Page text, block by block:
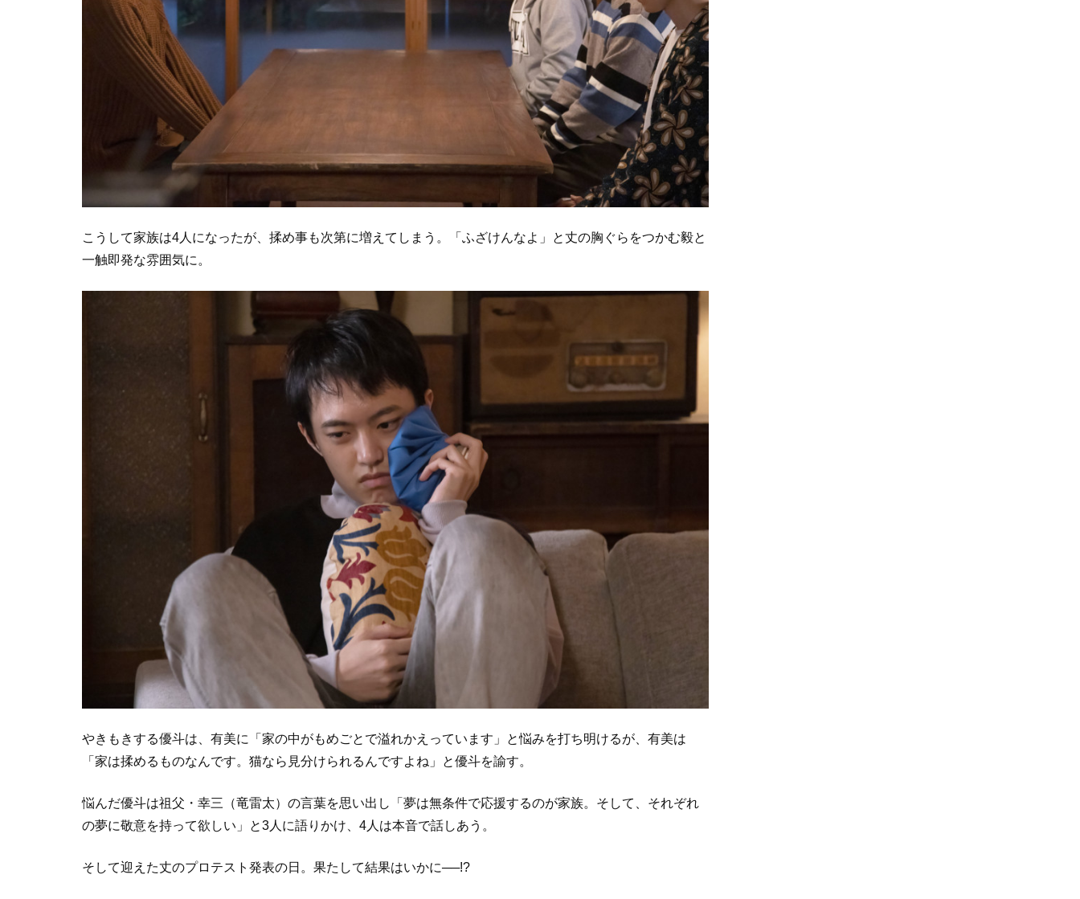
こうして家族は4人になったが、揉め事も次第に増えてしまう。「ふざけんなよ」と丈の胸ぐらをつかむ毅と
一触即発な雰囲気に。
やきもきする優斗は、有美に「家の中がもめごとで溢れかえっています」と悩みを打ち明けるが、有美は
「家は揉めるものなんです。猫なら見分けられるんですよね」と優斗を諭す。
悩んだ優斗は祖父・幸三（竜雷太）の言葉を思い出し「夢は無条件で応援するのが家族。そして、それぞれ
の夢に敬意を持って欲しい」と3人に語りかけ、4人は本音で話しあう。
そして迎えた丈のプロテスト発表の日。果たして結果はいかに──!?